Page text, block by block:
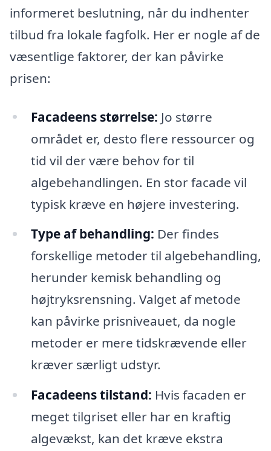
informeret beslutning, når du indhenter
tilbud fra lokale fagfolk. Her er nogle af de
væsentlige faktorer, der kan påvirke
prisen:
Facadeens størrelse: Jo større
området er, desto flere ressourcer og
tid vil der være behov for til
algebehandlingen. En stor facade vil
typisk kræve en højere investering.
Type af behandling: Der findes
forskellige metoder til algebehandling,
herunder kemisk behandling og
højtryksrensning. Valget af metode
kan påvirke prisniveauet, da nogle
metoder er mere tidskrævende eller
kræver særligt udstyr.
Facadeens tilstand: Hvis facaden er
meget tilgriset eller har en kraftig
algevækst, kan det kræve ekstra